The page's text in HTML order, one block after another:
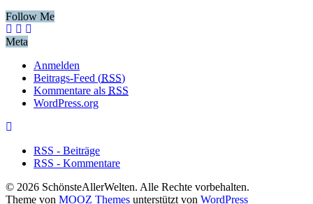
Follow Me
Meta
Anmelden
Beitrags-Feed (RSS)
Kommentare als RSS
WordPress.org
RSS - Beiträge
RSS - Kommentare
© 2026 SchönsteAllerWelten. Alle Rechte vorbehalten.
Theme von MOOZ Themes unterstützt von WordPress